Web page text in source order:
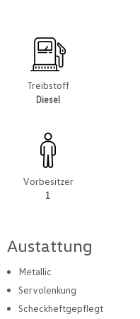
Treibstoff
Diesel
Vorbesitzer
1
Austattung
Metallic
Servolenkung
Scheckheftgepflegt